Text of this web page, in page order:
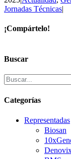
Jornadas Técnicas|
¡Compártelo!
electrónico
Buscar
Categorías
Representadas
Biosan